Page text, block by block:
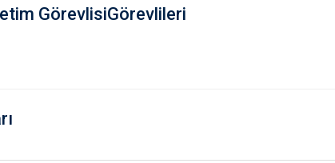
GörevlisiGörevlileri